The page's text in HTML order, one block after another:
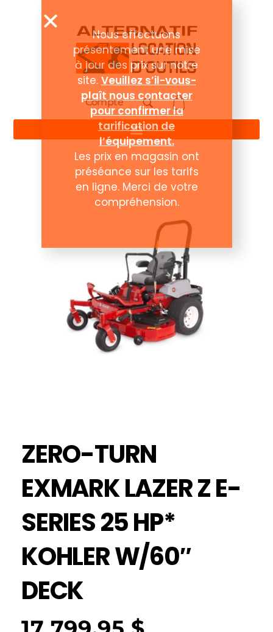
Compte
ZERO-TURN
EXMARK LAZER Z E-
SERIES 25 HP*
KOHLER W/60″
DECK